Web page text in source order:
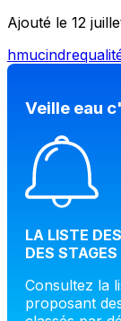
Ajouté le 12
hmucindre
Veille eau
LA LISTE
DES STAGES
Consultez la
proposant